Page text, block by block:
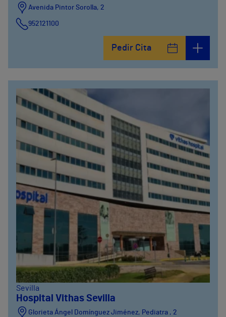
Avenida Pintor Sorolla, 2
952121100
635319819
Pedir Cita
Sevilla
Hospital Vithas Sevilla
Glorieta Ángel Domínguez Jiménez, Pediatra , 2